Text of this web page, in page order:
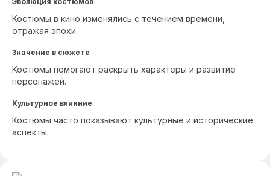
Костюмы в кино изменялись с течением времени,
отражая эпохи.
Значение в сюжете
Костюмы помогают раскрыть характеры и развитие
персонажей.
Культурное влияние
Костюмы часто показывают культурные и исторические
аспекты.